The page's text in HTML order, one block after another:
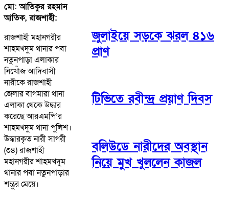
মো: আতিকুর রহমান
আতিক, রাজশাহী:
রাজশাহী মহানগরীর
শাহমখদুম থানার পবা
নতুনপাড়া এলাকার
নিখোঁজ আদিবাসী
নারীকে রাজশাহী
জেলার বাগমারা থানা
এলাকা থেকে উদ্ধার
করেছে আরএমপি’র
শাহমখদুম থানা পুলিশ।
উদ্ধারকৃত নারী সাগরী
(৩৪) রাজশাহী
মহানগরীর শাহমখদুম
থানার পবা নতুনপাড়ার
শম্ভুর মেয়ে।
জুলাইয়ে সড়কে ঝরল ৪১৬
প্রাণ
টিভিতে রবীন্দ্র প্রয়াণ দিবস
বলিউডে নারীদের অবস্থান
নিয়ে মুখ খুললেন কাজল